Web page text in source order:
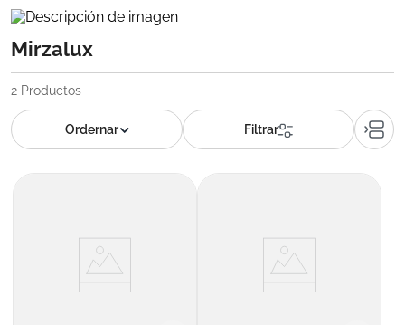
Mirzalux
2 Productos
1. eucerin
2. protector solar
3. bioderma
5. cerave
roche posay
nivea